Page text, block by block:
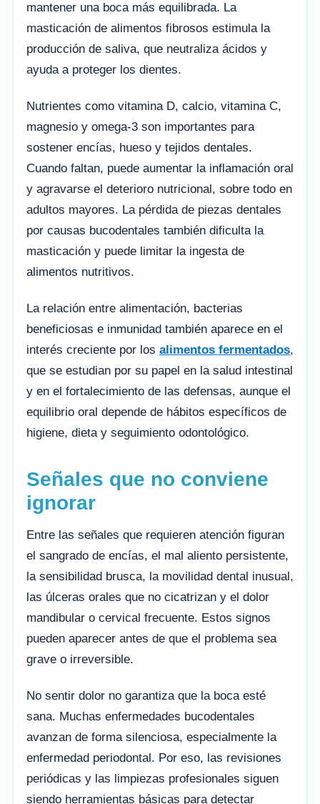
mantener una boca más equilibrada. La
masticación de alimentos fibrosos estimula la
producción de saliva, que neutraliza ácidos y
ayuda a proteger los dientes.
Nutrientes como vitamina D, calcio, vitamina C,
magnesio y omega-3 son importantes para
sostener encías, hueso y tejidos dentales.
Cuando faltan, puede aumentar la inflamación oral
y agravarse el deterioro nutricional, sobre todo en
adultos mayores. La pérdida de piezas dentales
por causas bucodentales también dificulta la
masticación y puede limitar la ingesta de
alimentos nutritivos.
La relación entre alimentación, bacterias
beneficiosas e inmunidad también aparece en el
interés creciente por los alimentos fermentados,
que se estudian por su papel en la salud intestinal
y en el fortalecimiento de las defensas, aunque el
equilibrio oral depende de hábitos específicos de
higiene, dieta y seguimiento odontológico.
Señales que no conviene
ignorar
Entre las señales que requieren atención figuran
el sangrado de encías, el mal aliento persistente,
la sensibilidad brusca, la movilidad dental inusual,
las úlceras orales que no cicatrizan y el dolor
mandibular o cervical frecuente. Estos signos
pueden aparecer antes de que el problema sea
grave o irreversible.
No sentir dolor no garantiza que la boca esté
sana. Muchas enfermedades bucodentales
avanzan de forma silenciosa, especialmente la
enfermedad periodontal. Por eso, las revisiones
periódicas y las limpiezas profesionales siguen
siendo herramientas básicas para detectar